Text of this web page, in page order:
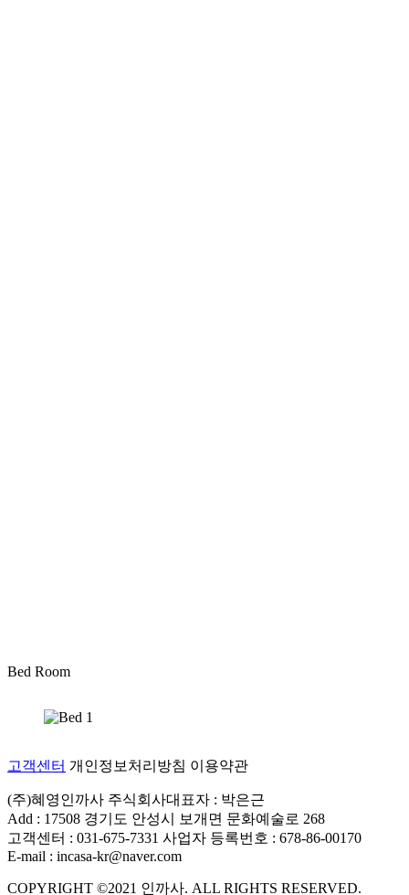
Bed Room
고객센터 개인정보처리방침 이용약관
(주)혜영인까사 주식회사대표자 : 박은근
Add : 17508 경기도 안성시 보개면 문화예술로 268
고객센터 : 031-675-7331 사업자 등록번호 : 678-86-00170
E-mail : incasa-kr@naver.com
COPYRIGHT ©2021 인까사. ALL RIGHTS RESERVED.